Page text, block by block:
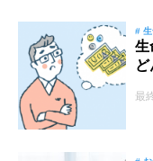
#
生
最